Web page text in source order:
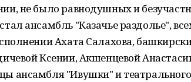
не было равнодушных и
ансамбль "Казачье раздолье",
Ахата Салахова,
Ксении, Акшенцевой
ансамбля "Ивушки" и